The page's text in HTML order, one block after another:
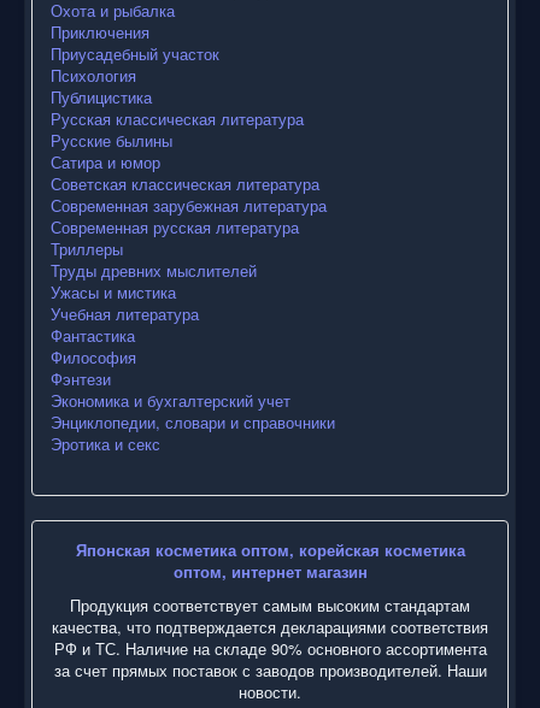
Охота и рыбалка
Приключения
Приусадебный участок
Психология
Публицистика
Русская классическая литература
Русские былины
Сатира и юмор
Советская классическая литература
Современная зарубежная литература
Современная русская литература
Триллеры
Труды древних мыслителей
Ужасы и мистика
Учебная литература
Фантастика
Философия
Фэнтези
Экономика и бухгалтерский учет
Энциклопедии, словари и справочники
Эротика и секс
Японская косметика оптом, корейская косметика
оптом, интернет магазин
Продукция соответствует самым высоким стандартам
качества, что подтверждается декларациями соответствия
РФ и ТС. Наличие на складе 90% основного ассортимента
за счет прямых поставок с заводов производителей. Наши
новости.